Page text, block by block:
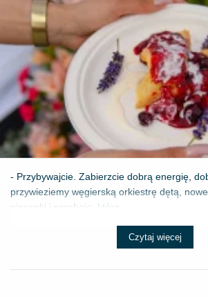
- Przybywajcie. Zabierzcie dobrą energię,
przywieziemy węgierską orkiestrę dętą,
piosenki i przeboje, które ...
Czytaj więcej